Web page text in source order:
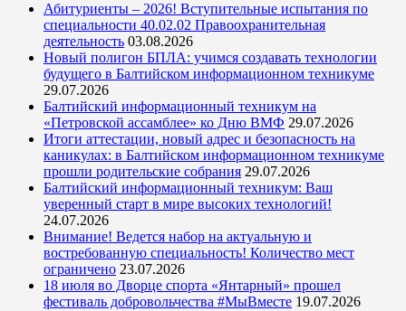
Абитуриенты – 2026! Вступительные испытания по
специальности 40.02.02 Правоохранительная
деятельность 03.08.2026
Новый полигон БПЛА: учимся создавать технологии
будущего в Балтийском информационном техникуме
29.07.2026
Балтийский информационный техникум на
«Петровской ассамблее» ко Дню ВМФ 29.07.2026
Итоги аттестации, новый адрес и безопасность на
каникулах: в Балтийском информационном техникуме
прошли родительские собрания 29.07.2026
Балтийский информационный техникум: Ваш
уверенный старт в мире высоких технологий!
24.07.2026
Внимание! Ведется набор на актуальную и
востребованную специальность! Количество мест
ограничено 23.07.2026
18 июля во Дворце спорта «Янтарный» прошел
фестиваль добровольчества #МыВместе 19.07.2026